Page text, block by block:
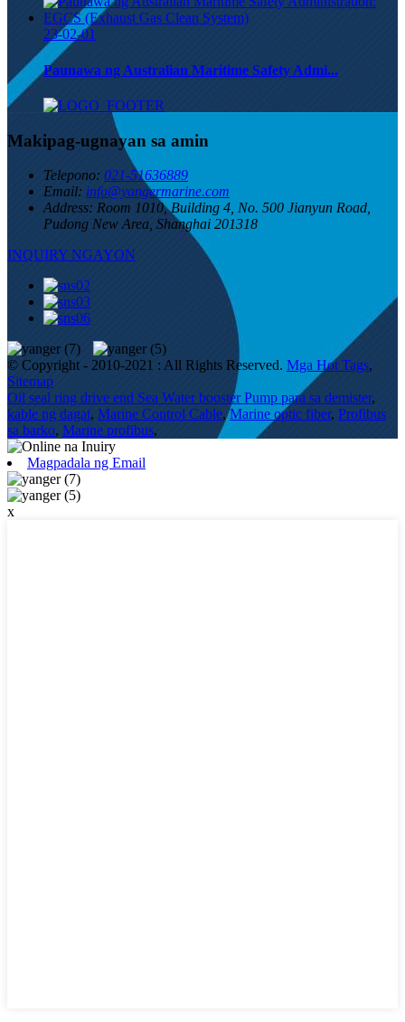
23-02-01
Paunawa ng Australian Maritime Safety Admi...
Makipag-ugnayan sa amin
Telepono: 021-51636889
Email: info@yangermarine.com
Address: Room 1010, Building 4, No. 500 Jianyun Road,
Pudong New Area, Shanghai 201318
INQUIRY NGAYON
© Copyright - 2010-2021 : All Rights Reserved. Mga Hot Tags,
Sitemap
Oil seal ring drive end Sea Water booster Pump para sa demister,
kable ng dagat, Marine Control Cable,Marine optic fiber, Profibus
sa barko, Marine profibus,
Magpadala ng Email
x